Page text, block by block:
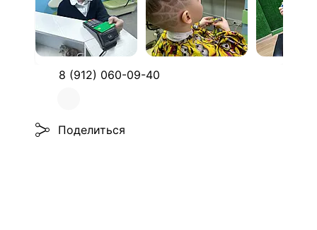
8 (912) 060-09-40
Поделиться